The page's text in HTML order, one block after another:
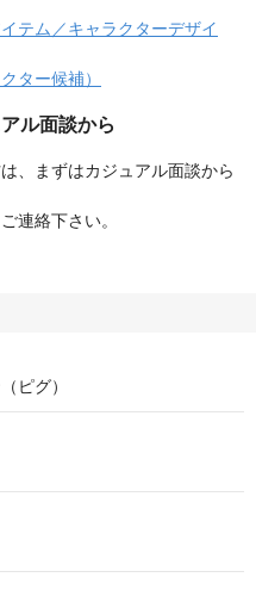
テム／キャラクターデザイ
ター候補）
ル面談から
、まずはカジュアル面談から
連絡下さい。
ピグ）